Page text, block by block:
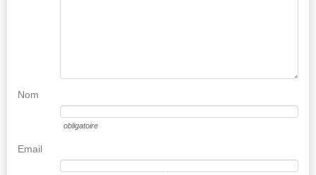
Nom
obligatoire
Email